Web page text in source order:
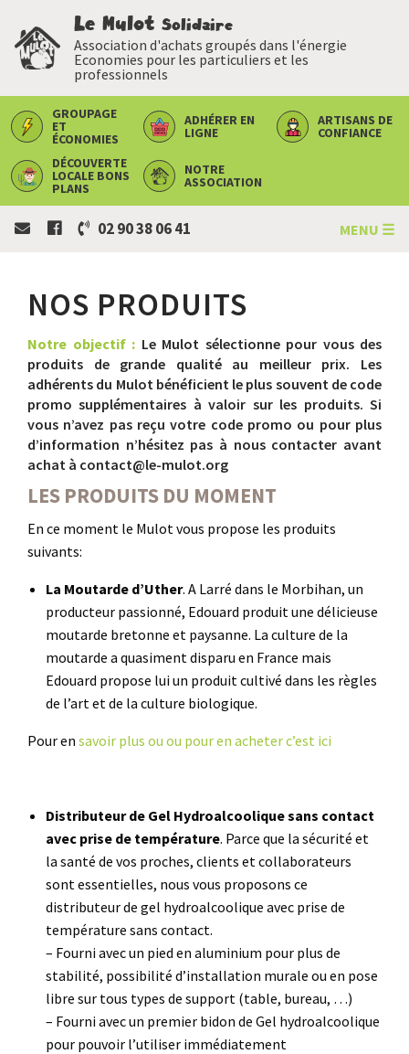
Le Mulot Solidaire
Association d'achats groupés dans l'énergie
Economies pour les particuliers et les
professionnels
GROUPAGE
ET
ÉCONOMIES
ADHÉRER EN
LIGNE
ARTISANS DE
CONFIANCE
DÉCOUVERTE
LOCALE BONS
PLANS
NOTRE
ASSOCIATION
02 90 38 06 41 MENU ☰
NOS PRODUITS
Notre objectif : Le Mulot sélectionne pour vous des
produits de grande qualité au meilleur prix. Les
adhérents du Mulot bénéficient le plus souvent de code
promo supplémentaires à valoir sur les produits. Si
vous n’avez pas reçu votre code promo ou pour plus
d’information n’hésitez pas à nous contacter avant
achat à contact@le-mulot.org
LES PRODUITS DU MOMENT
En ce moment le Mulot vous propose les produits
suivants:
La Moutarde d’Uther. A Larré dans le Morbihan, un
producteur passionné, Edouard produit une délicieuse
moutarde bretonne et paysanne. La culture de la
moutarde a quasiment disparu en France mais
Edouard propose lui un produit cultivé dans les règles
de l’art et de la culture biologique.
Pour en savoir plus ou ou pour en acheter c’est ici
Distributeur de Gel Hydroalcoolique sans contact
avec prise de température. Parce que la sécurité et
la santé de vos proches, clients et collaborateurs
sont essentielles, nous vous proposons ce
distributeur de gel hydroalcoolique avec prise de
température sans contact.
– Fourni avec un pied en aluminium pour plus de
stabilité, possibilité d’installation murale ou en pose
libre sur tous types de support (table, bureau, …)
– Fourni avec un premier bidon de Gel hydroalcoolique
pour pouvoir l’utiliser immédiatement